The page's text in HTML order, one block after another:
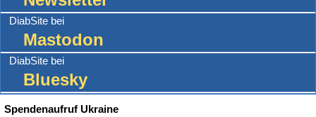
DiabSite bei
Mastodon
DiabSite bei
Bluesky
Spendenaufruf Ukraine